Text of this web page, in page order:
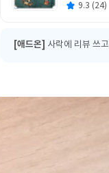
9.3 (24)
[애드온] 사락에 리뷰 쓰고